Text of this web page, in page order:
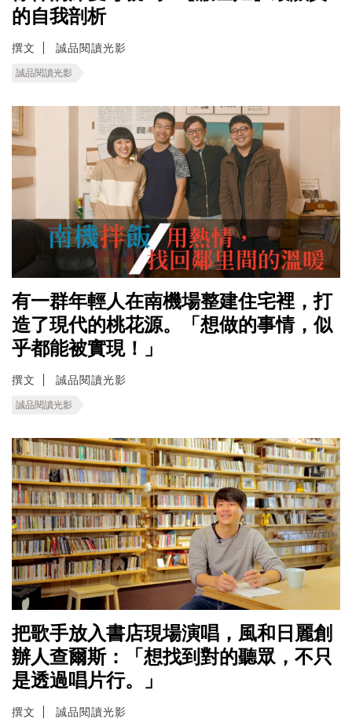
的自我剖析
撰文 誠品閱讀光影
誠品閱讀光影
有一群年輕人在南機場整建住宅裡，打
造了現代的桃花源。「想做的事情，似
乎都能被實現！」
撰文 誠品閱讀光影
誠品閱讀光影
把歌手放入書店現場演唱，風和日麗創
辦人查爾斯：「想找到對的聽眾，不只
是透過唱片行。」
撰文 誠品閱讀光影